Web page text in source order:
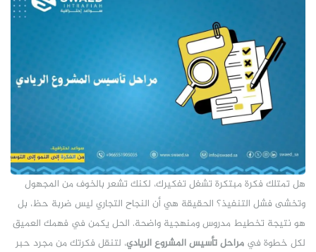
هل تمتلك فكرة مبتكرة تشغل تفكيرك، لكنك تشعر بالخوف من المجهول
وتخشى فشل التنفيذ؟ الحقيقة هي أن النجاح التجاري ليس ضربة حظ، بل
هو نتيجة تخطيط مدروس ومنهجية واضحة. الحل يكمن في فهمك العميق
لكل خطوة في مراحل تأسيس المشروع الريادي، لتنقل فكرتك من مجرد حبر